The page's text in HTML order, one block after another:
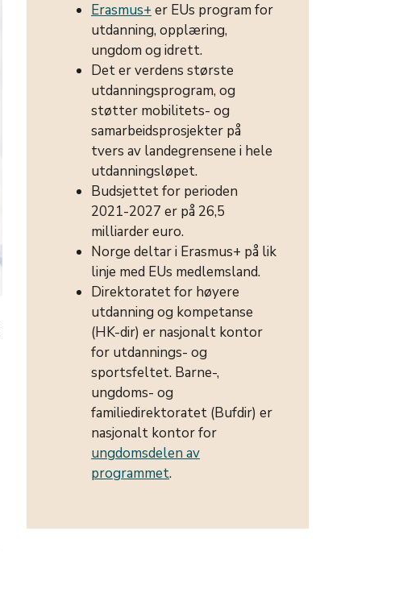
Erasmus+ er EUs program for
utdanning, opplæring,
ungdom og idrett.
Det er verdens største
utdanningsprogram, og
støtter mobilitets- og
samarbeidsprosjekter på
tvers av landegrensene i hele
utdanningsløpet.
Budsjettet for perioden
2021-2027 er på 26,5
milliarder euro.
Norge deltar i Erasmus+ på lik
linje med EUs medlemsland.
Direktoratet for høyere
utdanning og kompetanse
(HK-dir) er nasjonalt kontor
for utdannings- og
sportsfeltet. Barne-,
ungdoms- og
familiedirektoratet (Bufdir) er
nasjonalt kontor for
ungdomsdelen av
programmet.